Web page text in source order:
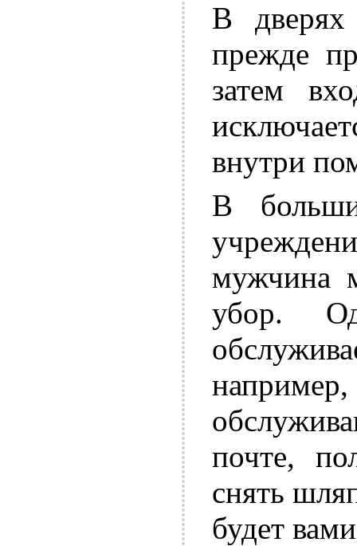
В дверях
прежде
затем
внутри
В
мужчина
убор.
почте,
снять
будет